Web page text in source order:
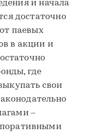
и начала
достаточно
паевых
в акции и
где
свои
–